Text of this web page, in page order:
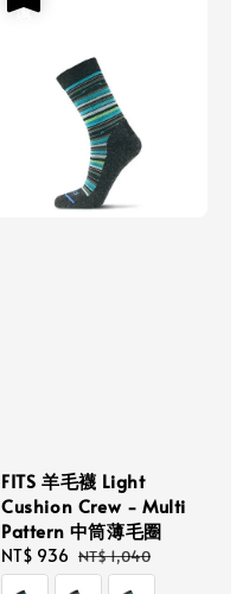
FITS 羊毛襪 Light
Cushion Crew - Multi
Pattern 中筒薄毛圈
Sale
price
NT$ 936 Regular
price
NT$ 1,040